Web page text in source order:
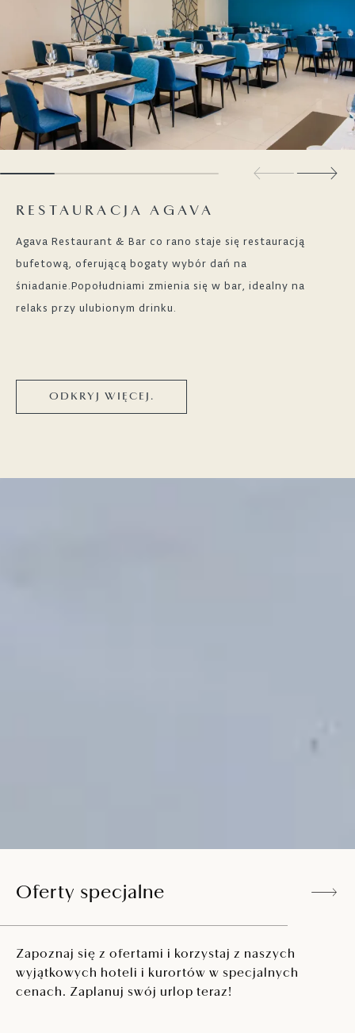
RESTAURACJA AGAVA
Agava Restaurant & Bar co rano staje się restauracją
bufetową, oferującą bogaty wybór dań na
śniadanie.Popołudniami zmienia się w bar, idealny na
relaks przy ulubionym drinku.
ODKRYJ WIĘCEJ.
Oferty specjalne
Zapoznaj się z ofertami i korzystaj z naszych
wyjątkowych hoteli i kurortów w specjalnych
cenach. Zaplanuj swój urlop teraz!